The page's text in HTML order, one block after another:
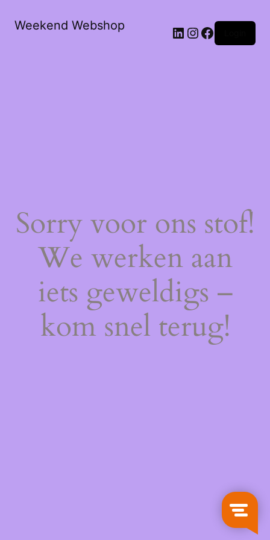
Weekend Webshop LinkedIn
Instagram
Facebook
Sorry voor ons stof!
We werken aan
iets geweldigs –
kom snel terug!